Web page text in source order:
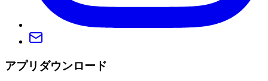
アプリダウンロード